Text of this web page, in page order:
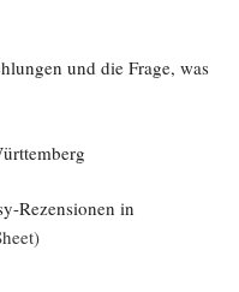
und die Frage, was
Rezensionen in